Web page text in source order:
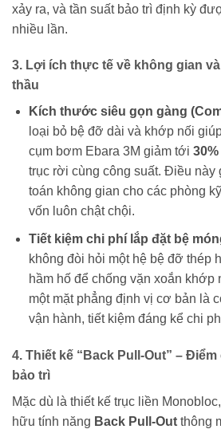
xảy ra, và tần suất bảo trì định kỳ
nhiều lần.
3. Lợi ích thực tế về không gian
thầu
Kích thước siêu gọn gàng
loại bỏ bệ đỡ dài và khớp nối
cụm bơm Ebara 3M giảm tới 30%
trục rời cùng công suất. Điều này
toán không gian cho các phòng
vốn luôn chật chội.
Tiết kiệm chi phí lắp đặt bệ
không đòi hỏi một hệ bệ đỡ thép
hầm hố để chống vặn xoắn khớp
một mặt phẳng định vị cơ bản là
vận hành, tiết kiệm đáng kể chi
4. Thiết kế “Back Pull-Out” –
bảo trì
Mặc dù là thiết kế trục liền
hữu tính năng Back Pull-Out thông